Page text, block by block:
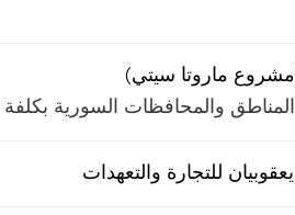
ماروتا سيتي)
والمحافظات السورية بكلفة
للتجارة والتعهدات